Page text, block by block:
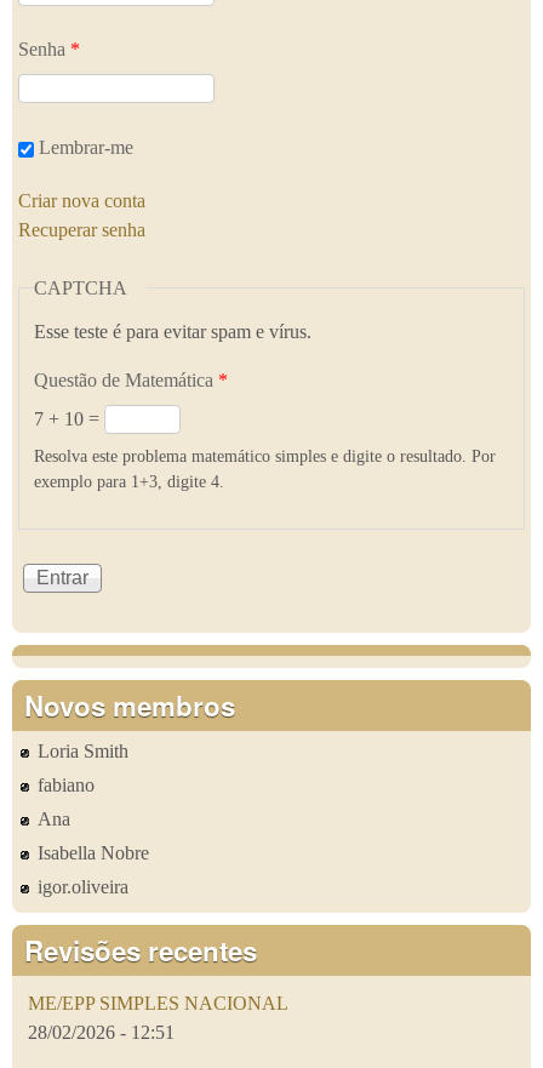
Senha *
Lembrar-me
Criar nova conta
Recuperar senha
CAPTCHA
Esse teste é para evitar spam e vírus.
Questão de Matemática *
7 + 10 =
Resolva este problema matemático simples e digite o resultado. Por
exemplo para 1+3, digite 4.
Novos membros
Loria Smith
fabiano
Ana
Isabella Nobre
igor.oliveira
Revisões recentes
ME/EPP SIMPLES NACIONAL
28/02/2026 - 12:51